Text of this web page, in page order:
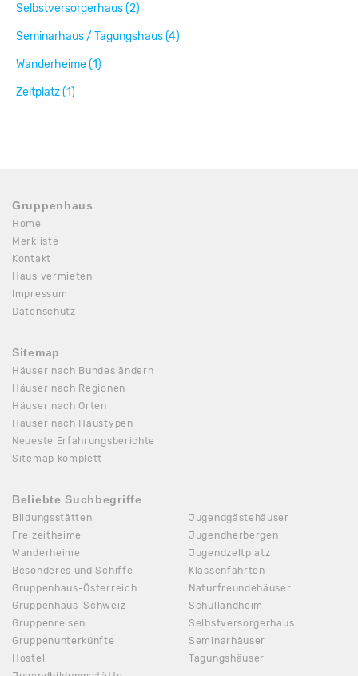
Selbstversorgerhaus (2)
Seminarhaus / Tagungshaus (4)
Wanderheime (1)
Zeltplatz (1)
Gruppenhaus
Home
Merkliste
Kontakt
Haus vermieten
Impressum
Datenschutz
Sitemap
Häuser nach Bundesländern
Häuser nach Regionen
Häuser nach Orten
Häuser nach Haustypen
Neueste Erfahrungsberichte
Sitemap komplett
Beliebte Suchbegriffe
Bildungsstätten
Freizeitheime
Wanderheime
Besonderes und Schiffe
Gruppenhaus-Österreich
Gruppenhaus-Schweiz
Gruppenreisen
Gruppenunterkünfte
Hostel
Jugendgästehäuser
Jugendherbergen
Jugendzeltplatz
Klassenfahrten
Naturfreundehäuser
Schullandheim
Selbstversorgerhaus
Seminarhäuser
Tagungshäuser